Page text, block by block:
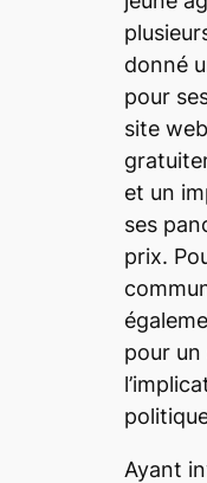
donné
pour
site
et un
ses
prix.
pour un
Ayant